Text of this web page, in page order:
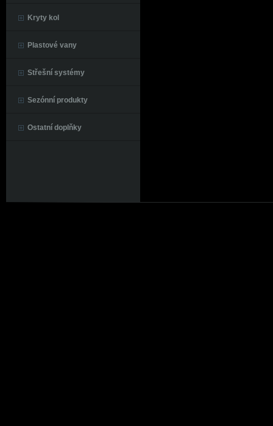
Kryty kol
Plastové vany
Střešní systémy
Sezónní produkty
Ostatní doplňky